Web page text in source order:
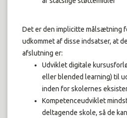
Det er den implicitte målsætning
udkommet af disse indsatser, at
afslutning er:
Udviklet digitale
eller blended learning) til
inden for skolernes
Kompetenceudviklet
deltagende skole, så de